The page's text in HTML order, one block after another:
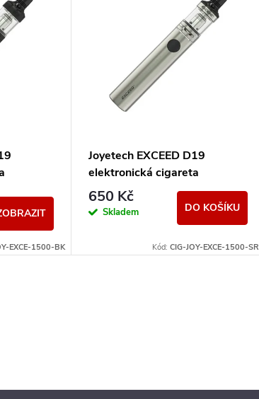
EXCE-1500-BK
Joyetech EXCEED D19
elektronická cigareta
1500mAh Silver
650 Kč
Skladem DO KOŠÍKU
Kód: CIG-JOY-EXCE-1500-SR